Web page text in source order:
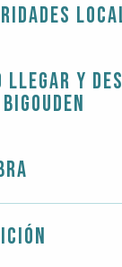
llegar y